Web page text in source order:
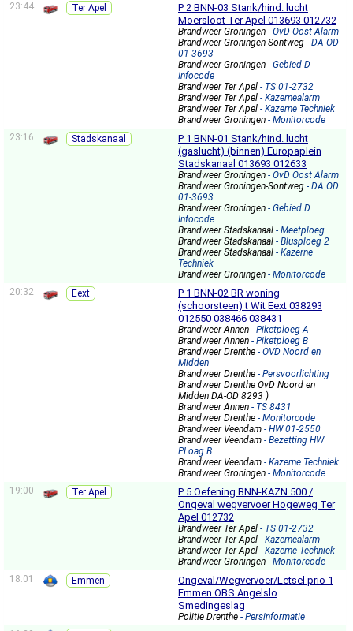
23:44 Ter Apel
P 2 BNN-03 Stank/hind. lucht
Moersloot Ter Apel 013693 012732
Brandweer Groningen - OvD Oost Alarm
Brandweer Groningen-Sontweg - DA OD
01-3693
Brandweer Groningen - Gebied D
Infocode
Brandweer Ter Apel - TS 01-2732
Brandweer Ter Apel - Kazernealarm
Brandweer Ter Apel - Kazerne Techniek
Brandweer Groningen - Monitorcode
23:16
Stadskanaal
P 1 BNN-01 Stank/hind. lucht
(gaslucht) (binnen) Europaplein
Stadskanaal 013693 012633
Brandweer Groningen - OvD Oost Alarm
Brandweer Groningen-Sontweg - DA OD
01-3693
Brandweer Groningen - Gebied D
Infocode
Brandweer Stadskanaal - Meetploeg
Brandweer Stadskanaal - Blusploeg 2
Brandweer Stadskanaal - Kazerne
Techniek
Brandweer Groningen - Monitorcode
20:32
Eext
P 1 BNN-02 BR woning
(schoorsteen) t Wit Eext 038293
012550 038466 038431
Brandweer Annen - Piketploeg A
Brandweer Annen - Piketploeg B
Brandweer Drenthe - OVD Noord en
Midden
Brandweer Drenthe - Persvoorlichting
Brandweer Drenthe OvD Noord en
Midden DA-OD 8293 )
Brandweer Annen - TS 8431
Brandweer Drenthe - Monitorcode
Brandweer Veendam - HW 01-2550
Brandweer Veendam - Bezetting HW
PLoag B
Brandweer Veendam - Kazerne Techniek
Brandweer Groningen - Monitorcode
19:00
Ter Apel
P 5 Oefening BNN-KAZN 500 /
Ongeval wegvervoer Hogeweg Ter
Apel 012732
Brandweer Ter Apel - TS 01-2732
Brandweer Ter Apel - Kazernealarm
Brandweer Ter Apel - Kazerne Techniek
Brandweer Groningen - Monitorcode
18:01
Emmen
Ongeval/Wegvervoer/Letsel prio 1
Emmen OBS Angelslo
Smedingeslag
Politie Drenthe - Persinformatie